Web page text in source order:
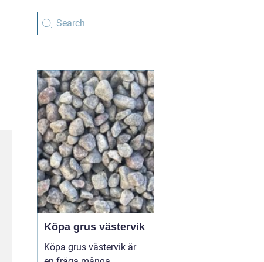
Köpa grus västervik
Köpa grus västervik är